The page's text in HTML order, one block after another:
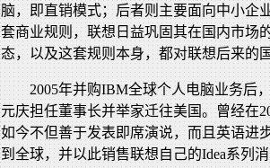
脑，即直销模式；后者则主要面向中小企
套商业规则，联想日益巩固其在国内市场
态，以及这套规则本身，都对联想后来的
2005年并购IBM全球个人电脑业务后
元庆担任董事长并举家迁往美国。曾经在
如今不但善于发表即席演说，而且英语进
到全球，并以此销售联想自己的Idea系列